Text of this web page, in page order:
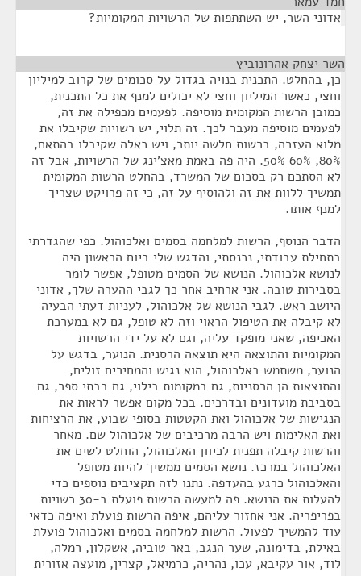
אדוני השר, יש השתתפות של הרשויות המקומיות?
השר יצחק אהרונוביץ
כן, בהחלט. התכנית בנויה בגדול על סכומים של קרוב למיליון
וחצי, כאשר המיליון וחצי לא יכולים למנף את כל התכנית,
כמובן הרשות המקומית מוסיפה. לפעמים מכפילה את זה,
לפעמים מוסיפה מעבר לכך. זה תלוי, יש רשויות שקיבלו את
מלוא העזרה, ברשות חלשה יותר, ויש כאלה שקיבלו בהתאם,
80%, 60% 50%. היה פה באמת מאצ'ינג של הרשויות, אבל זה
לא הסתכם רק בסכום של המשרד, בהחלט הרשות המקומית
תמשיך ללוות את זה ולהוסיף על זה, כי זה פרויקט שצריך
למנף אותו.
הדבר הנוסף, הרשות למלחמה בסמים ואלכוהול. כפי שהגדרתי
בתחילת עבודתי, נכנסתי, והדגש שלי ביום הראשון היה
לנושא אלכוהול. הנושא של הסמים מטופל, אפשר לומר
בסבירות טובה. אני ארחיב אחר כך לגבי ההערה שלך, אדוני
היושב ראש. לגבי הנושא של אלכוהול, לעניות דעתי הבעיה
לא קיבלה את הטיפול הראוי וזה לא טופל, גם לא במערכת
האכיפה, שאני מופקד עליה, וגם לא על ידי הרשויות
המקומיות והתוצאה היא תוצאה הרסנית. הנוער, בדגש על
הנוער, משתמש באלכוהול, הוא נגיש והמחירים זולים,
והתוצאות הן הרסניות, גם במקומות בילוי, גם בבתי ספר, גם
בסביבת מועדונים ובדרכים. בכל מקום אפשר לראות את
הנגישות של אלכוהול ואת הקטטות בסופי שבוע, את הרציחות
ואת האלימות ויש הרבה מרכיבים של אלכוהול שם. מאחר
והרשות קיבלה תפנית לכיוון האלכוהול, הוחלט לשים את
האלכוהול במרכז. נושא הסמים ממשיך להיות מטופל
והאלכוהול כרגע בהעדפה. נתנו לזה תקציבים נוספים כדי
להעלות את הנושא. פה למעשה הרשות פועלת ב-30 רשויות
בפריפריה. אני אחזור עליהם, איפה הרשות פועלת ואיפה כדאי
עוד להמשיך לפעול. הרשות למלחמה בסמים ואלכוהול פועלת
באילת, בדימונה, שער הנגב, באר טוביה, אשקלון, רמלה,
לוד, אור עקיבא, עכו, נהריה, כרמיאל, קצרין, מועצה אזורית